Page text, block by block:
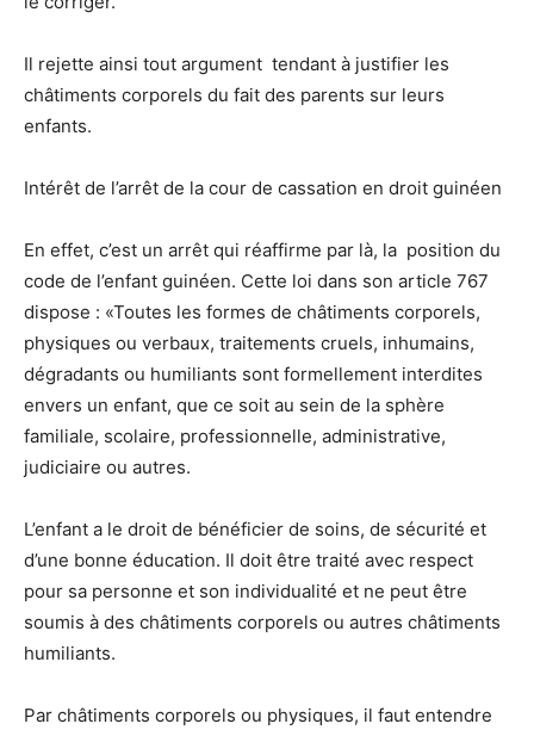
Il rejette ainsi tout argument tendant à justifier les
châtiments corporels du fait des parents sur leurs
enfants.
Intérêt de l’arrêt de la cour de cassation en droit guinéen
En effet, c’est un arrêt qui réaffirme par là, la position du
code de l’enfant guinéen. Cette loi dans son article 767
dispose : «Toutes les formes de châtiments corporels,
physiques ou verbaux, traitements cruels, inhumains,
dégradants ou humiliants sont formellement interdites
envers un enfant, que ce soit au sein de la sphère
familiale, scolaire, professionnelle, administrative,
judiciaire ou autres.
L’enfant a le droit de bénéficier de soins, de sécurité et
d’une bonne éducation. Il doit être traité avec respect
pour sa personne et son individualité et ne peut être
soumis à des châtiments corporels ou autres châtiments
humiliants.
Par châtiments corporels ou physiques, il faut entendre